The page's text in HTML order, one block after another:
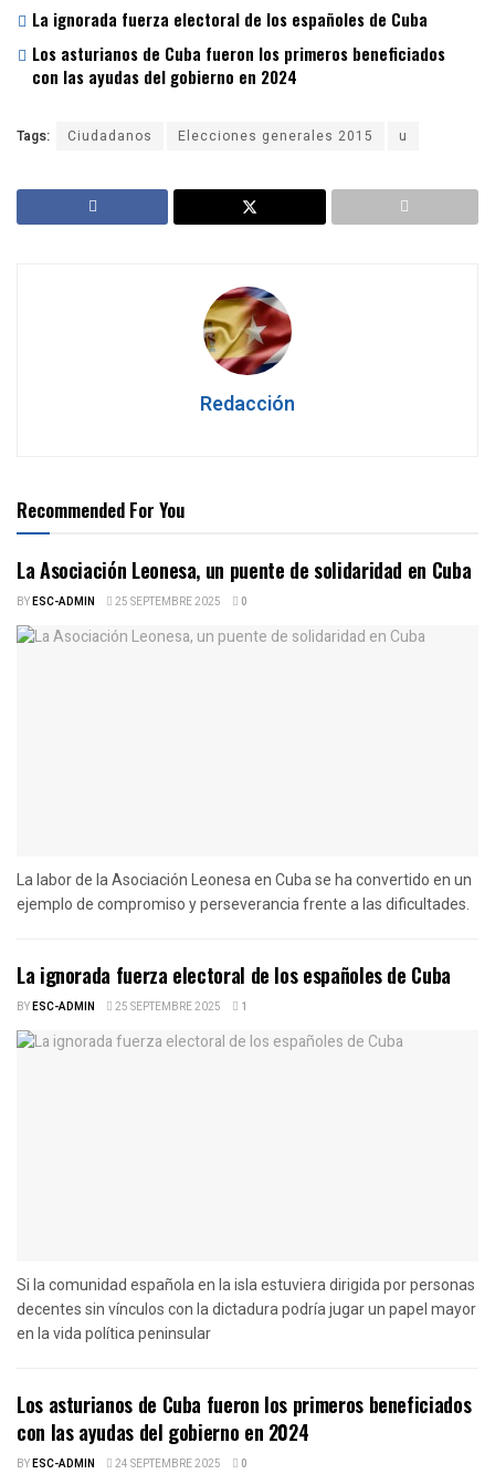
La ignorada fuerza electoral de los españoles de Cuba
Los asturianos de Cuba fueron los primeros beneficiados
con las ayudas del gobierno en 2024
Tags: Ciudadanos Elecciones generales 2015 u
Redacción
Recommended For You
La Asociación Leonesa, un puente de solidaridad en Cuba
BYESC-ADMIN 25 SEPTEMBRE 2025 0
La labor de la Asociación Leonesa en Cuba se ha convertido en un
ejemplo de compromiso y perseverancia frente a las dificultades.
La ignorada fuerza electoral de los españoles de Cuba
BYESC-ADMIN 25 SEPTEMBRE 2025 1
Si la comunidad española en la isla estuviera dirigida por personas
decentes sin vínculos con la dictadura podría jugar un papel mayor
en la vida política peninsular
Los asturianos de Cuba fueron los primeros beneficiados
con las ayudas del gobierno en 2024
BYESC-ADMIN 24 SEPTEMBRE 2025 0